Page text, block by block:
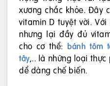
xương chắc khỏe. Đây
vitamin D tuyệt vời.
nhưng lại đầy đủ
cho cơ thể: bánh tôm
tây,.. là những loại
dể dàng chế biến.